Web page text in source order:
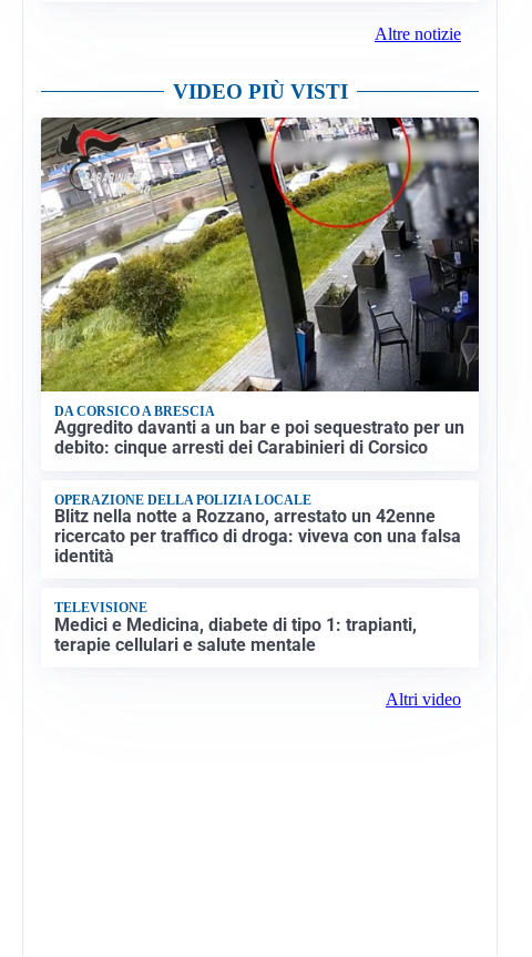
Altre notizie
VIDEO PIÙ VISTI
DA CORSICO A BRESCIA
Aggredito davanti a un bar e poi sequestrato per un
debito: cinque arresti dei Carabinieri di Corsico
OPERAZIONE DELLA POLIZIA LOCALE
Blitz nella notte a Rozzano, arrestato un 42enne
ricercato per traffico di droga: viveva con una falsa
identità
TELEVISIONE
Medici e Medicina, diabete di tipo 1: trapianti,
terapie cellulari e salute mentale
Altri video